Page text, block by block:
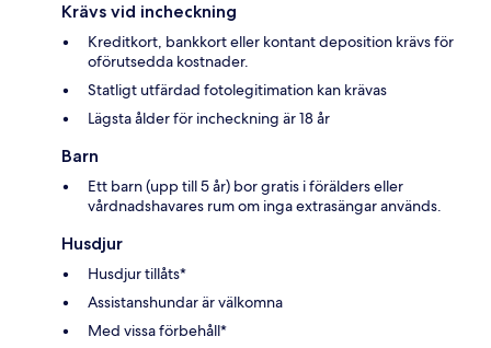
Krävs vid incheckning
Kreditkort, bankkort eller kontant deposition krävs för
oförutsedda kostnader.
Statligt utfärdad fotolegitimation kan krävas
Lägsta ålder för incheckning är 18 år
Barn
Ett barn (upp till 5 år) bor gratis i förälders eller
vårdnadshavares rum om inga extrasängar används.
Husdjur
Husdjur tillåts*
Assistanshundar är välkomna
Med vissa förbehåll*